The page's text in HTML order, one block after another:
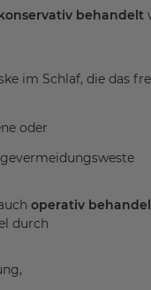
behandelt
im Schlaf, die das
oder
operativ
durch